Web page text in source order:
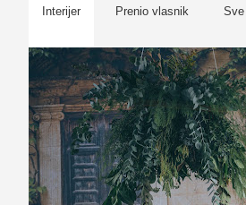
Interijer Prenio vlasnik Sve